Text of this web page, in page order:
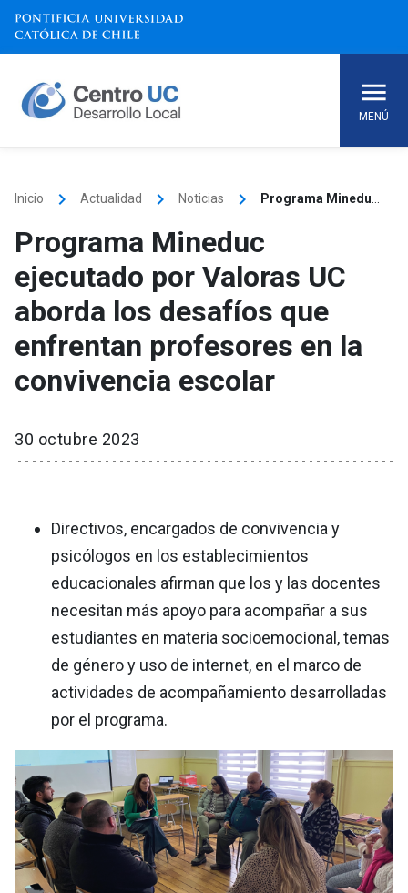
Skip
content
MENÚ
Inicio keyboard_arrow_right Actualidad keyboard_arrow_right Noticias keyboard_arrow_right
Programa Mineduc
ejecutado por Valoras UC
aborda los desafíos que
enfrentan profesores en la
convivencia escolar
30 octubre 2023
Directivos, encargados de convivencia y
psicólogos en los establecimientos
educacionales afirman que los y las docentes
necesitan más apoyo para acompañar a sus
estudiantes en materia socioemocional, temas
de género y uso de internet, en el marco de
actividades de acompañamiento desarrolladas
por el programa.